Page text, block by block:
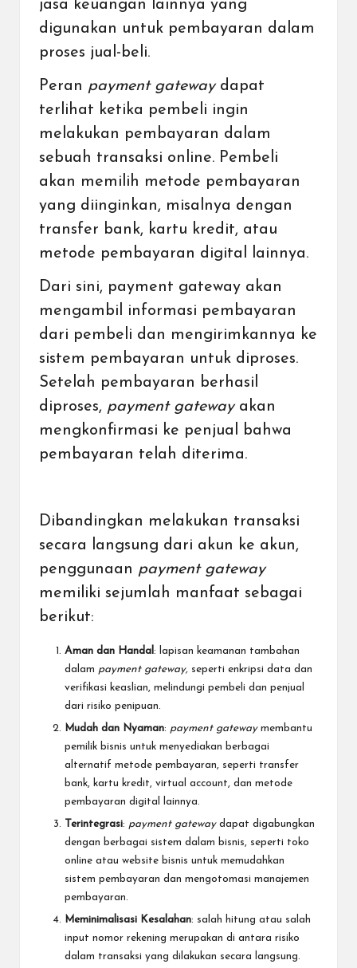
jasa keuangan lainnya yang
digunakan untuk pembayaran dalam
proses jual-beli.
Peran payment gatewaydapat
terlihat ketika pembeli ingin
melakukan pembayaran dalam
sebuah transaksi online. Pembeli
akan memilih metode pembayaran
yang diinginkan, misalnya dengan
transfer bank, kartu kredit, atau
metode pembayaran digital lainnya.
Dari sini, payment gateway akan
mengambil informasi pembayaran
dari pembeli dan mengirimkannya ke
sistem pembayaran untuk diproses.
Setelah pembayaran berhasil
diproses, payment gatewayakan
mengkonfirmasi ke penjual bahwa
pembayaran telah diterima.
Dibandingkan melakukan transaksi
secara langsung dari akun ke akun,
penggunaan payment gateway
memiliki sejumlah manfaat sebagai
berikut:
Aman dan Handal : lapisan keamanan tambahan
dalam payment gateway, seperti enkripsi data dan
verifikasi keaslian, melindungi pembeli dan penjual
dari risiko penipuan.
Mudah dan Nyaman: payment gatewaymembantu
pemilik bisnis untuk menyediakan berbagai
alternatif metode pembayaran, seperti transfer
bank, kartu kredit, virtual account, dan metode
pembayaran digital lainnya.
Terintegrasi: payment gatewaydapat digabungkan
dengan berbagai sistem dalam bisnis, seperti toko
online atau website bisnis untuk memudahkan
sistem pembayaran dan mengotomasi manajemen
pembayaran.
Meminimalisasi Kesalahan: salah hitung atau salah
input nomor rekening merupakan di antara risiko
dalam transaksi yang dilakukan secara langsung.